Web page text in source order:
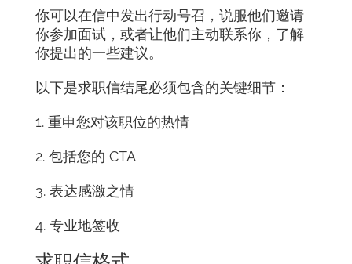
你可以在信中发出行动号召，说服他们邀请
你参加面试，或者让他们主动联系你，了解
你提出的一些建议。
以下是求职信结尾必须包含的关键细节：
1. 重申您对该职位的热情
2. 包括您的 CTA
3. 表达感激之情
4. 专业地签收